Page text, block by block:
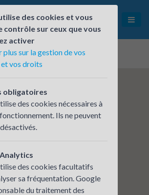
inscrits CERA - BOIRON
des cookies et vous
contrôle sur ceux que vous
activer
plus sur la gestion de vos
vos droits
obligatoires
des cookies nécessaires à
Ils ne peuvent
des cookies facultatifs
sa fréquentation. Google
du traitement des